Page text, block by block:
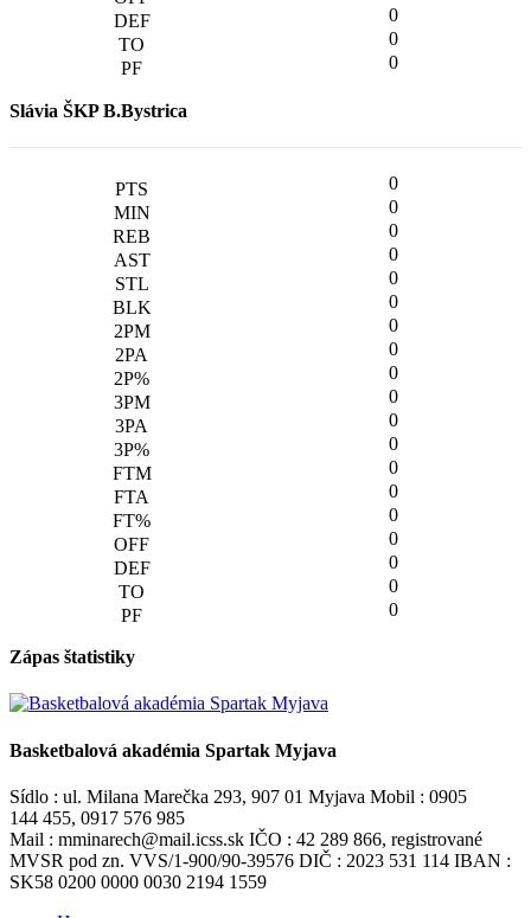
0
0
0
Slávia ŠKP B.Bystrica
0
0
0
0
0
0
0
0
0
0
0
0
0
0
0
0
0
0
0
Zápas štatistiky
Basketbalová akadémia Spartak Myjava
Sídlo : ul. Milana Marečka 293, 907 01 Myjava Mobil : 0905
144 455, 0917 576 985
Mail : mminarech@mail.icss.sk IČO : 42 289 866, registrované
MVSR pod zn. VVS/1-900/90-39576 DIČ : 2023 531 114 IBAN :
SK58 0200 0000 0030 2194 1559